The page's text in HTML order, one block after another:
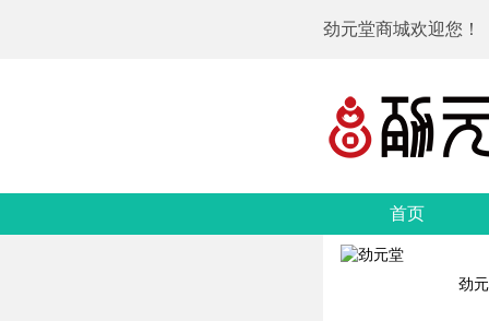
劲元堂商城欢迎您！
首页
劲